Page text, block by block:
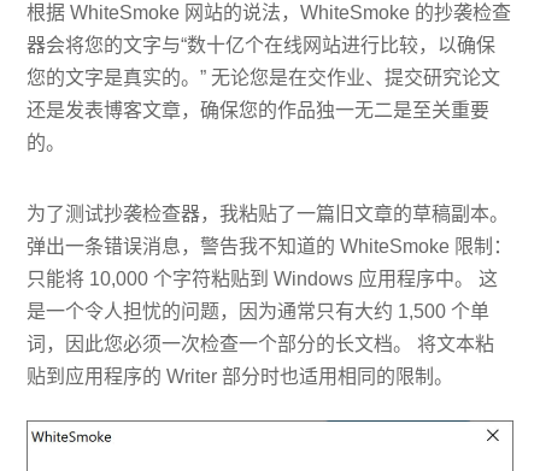
根据 WhiteSmoke 网站的说法，WhiteSmoke 的抄袭检查
器会将您的文字与“数十亿个在线网站进行比较，以确保
您的文字是真实的。” 无论您是在交作业、提交研究论文
还是发表博客文章，确保您的作品独一无二是至关重要
的。
为了测试抄袭检查器，我粘贴了一篇旧文章的草稿副本。
弹出一条错误消息，警告我不知道的 WhiteSmoke 限制：
只能将 10,000 个字符粘贴到 Windows 应用程序中。 这
是一个令人担忧的问题，因为通常只有大约 1,500 个单
词，因此您必须一次检查一个部分的长文档。 将文本粘
贴到应用程序的 Writer 部分时也适用相同的限制。